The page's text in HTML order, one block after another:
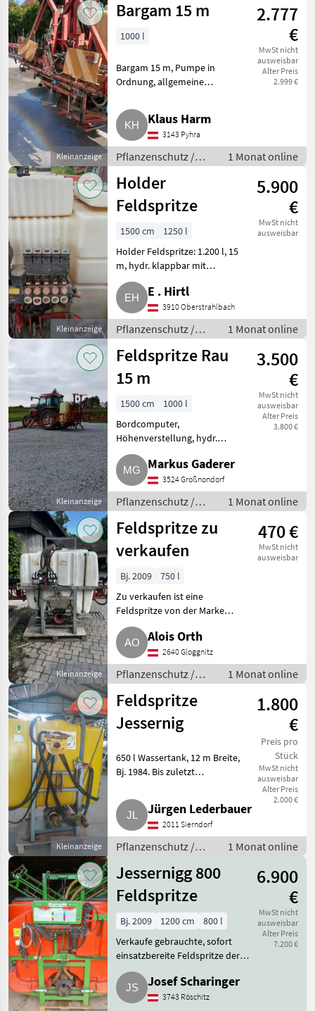
Kleinanzeige
Bargam 15 m
2.777
€
MwSt nicht
ausweisbar
Alter Preis
2.999 €
1000 l
Bargam 15 m, Pumpe in
Ordnung, allgemeine
klappbar. Pflanzenschutz
FeldspritzenKlaus Harm
3143 Pyhra
Pflanzenschutz /
Feldspritzen
1 Monat online
Kleinanzeige
Holder
Feldspritze
5.900
€
MwSt nicht
ausweisbar
1500 cm
1250 l
Holder Feldspritze: 1.200 l, 15
m, hydr. klappbar mit
Einspülschleuse, preiswertig,
servicegepflegter sowie gut
erhaltener Zustand.
Pflanzenschutz Feldspritzen
E . Hirtl
3910 Oberstrahlbach
Pflanzenschutz /
Feldspritzen
1 Monat online
Kleinanzeige
Feldspritze Rau
15 m
3.500
€
MwSt nicht
ausweisbar
Alter Preis
3.800 €
1500 cm
1000 l
Bordcomputer,
Höhenverstellung, hydr.
klappbar, Bauart: angebaut
Guter Zustand, TÜV bis 2028.
Verkauf wegen
Betriebsauflösung.
Pflanzenschutz Feldspritzen
Markus Gaderer
3524 Großnondorf
Pflanzenschutz /
Feldspritzen
1 Monat online
Kleinanzeige
Feldspritze zu
verkaufen
470 €
MwSt nicht
ausweisbar
Bj. 2009
750 l
Zu verkaufen ist eine
Feldspritze von der Marke
Favaro. Bei Interesse bitte
melden. Pflanzenschutz
Feldspritzen
Alois Orth
2640 Gloggnitz
Pflanzenschutz /
Feldspritzen
1 Monat online
Kleinanzeige
Feldspritze
Jessernig
1.800
€
Preis pro
Stück
MwSt nicht
ausweisbar
Alter Preis
2.000 €
650 l Wassertank, 12 m Breite,
Bj. 1984. Bis zuletzt
Neuanschaffung.
Pflanzenschutz Feldspritzen
Jürgen Lederbauer
2011 Sierndorf
Pflanzenschutz /
1 Monat online
Jessernigg 800
Feldspritze
6.900
€
MwSt nicht
ausweisbar
Alter Preis
7.200 €
Bj. 2009 1200 cm
800 l
Verkaufe gebrauchte, sofort
einsatzbereite Feldspritze der
Firma Jessernigg. 5 Teilbreiten,
rechts und li. jeweils 1 m zum
Absperren, siehe Fotos, 10 m
Josef Scharinger
3743 Röschitz